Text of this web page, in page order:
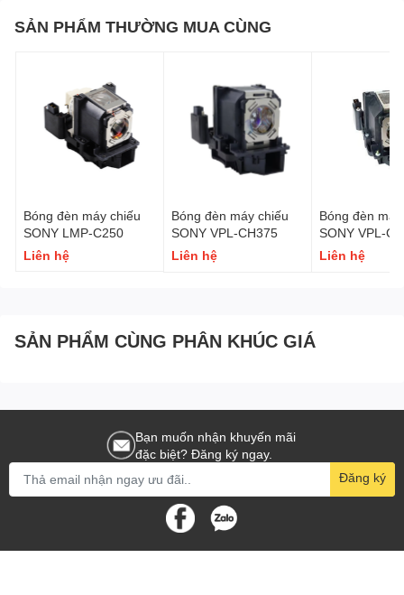
SẢN PHẨM THƯỜNG MUA CÙNG
Bóng đèn máy chiếu
SONY LMP-C250
Liên hệ
Bóng đèn máy chiếu
SONY VPL-CH375
Liên hệ
Bóng đèn
SONY VPL-
Liên hệ
SẢN PHẨM CÙNG PHÂN KHÚC GIÁ
Bạn muốn nhận khuyến mãi
đặc biệt? Đăng ký ngay.
Đăng ký